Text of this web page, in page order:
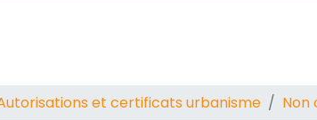
et certificats urbanisme Non